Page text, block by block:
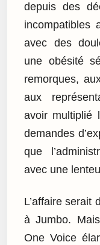
depuis des
incompatibles
avec des
une obésité
remorques,
aux
avoir multiplié
demandes
que
avec une
L’affaire serait
à Jumbo.
One Voice